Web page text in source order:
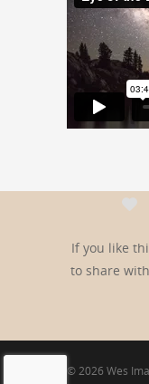
If you like
to share
© 2026 Wes